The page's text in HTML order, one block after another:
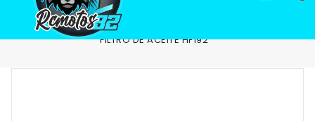
Inicio RECAMBIOS
FILTRO DE ACEITE HF192